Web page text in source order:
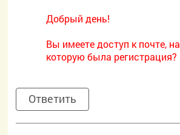
Добрый день!
Вы имеете доступ к почте, на
которую была регистрация?
Ответить